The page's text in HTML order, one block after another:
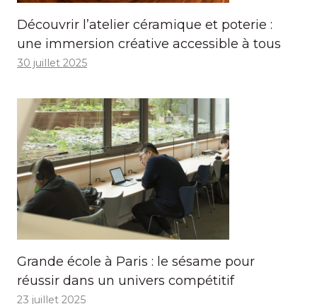
Découvrir l’atelier céramique et poterie :
une immersion créative accessible à tous
30 juillet 2025
Grande école à Paris : le sésame pour
réussir dans un univers compétitif
23 juillet 2025